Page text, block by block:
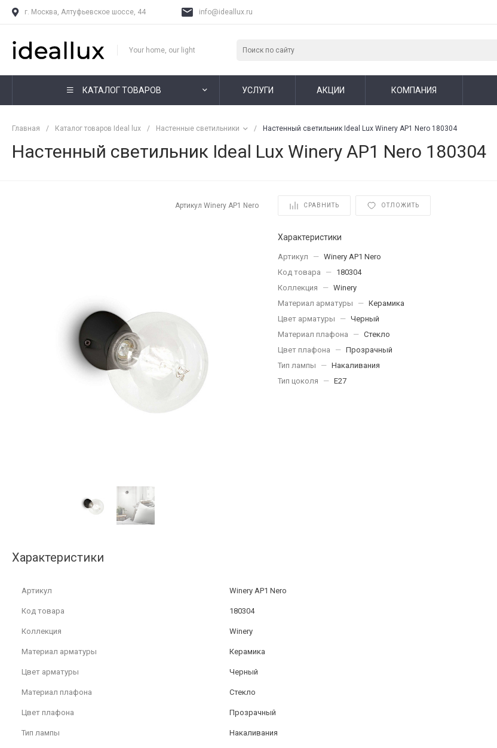
г. Москва, Алтуфьевское шоссе, 44 info@ideallux.ru
Your home, our light
КАТАЛОГ ТОВАРОВ УСЛУГИ АКЦИИ КОМПАНИЯ
Главная / Каталог товаров Ideal lux / Настенные светильники / Настенный светильник Ideal Lux Winery AP1 Nero 180304
Настенный светильник Ideal Lux Winery AP1 Nero 180304
АртикулWinery AP1 Nero СРАВНИТЬ ОТЛОЖИТЬ
Характеристики
Артикул — Winery AP1 Nero
Код товара
— 180304
Коллекция
— Winery
Материал арматуры
— Керамика
Цвет арматуры
— Черный
Материал плафона
— Стекло
Цвет плафона
— Прозрачный
Тип лампы
— Накаливания
Тип цоколя
— E27
Характеристики
Артикул Winery AP1 Nero
Код товара 180304
Коллекция Winery
Материал арматуры Керамика
Цвет арматуры Черный
Материал плафона Стекло
Цвет плафона Прозрачный
Тип лампы Накаливания